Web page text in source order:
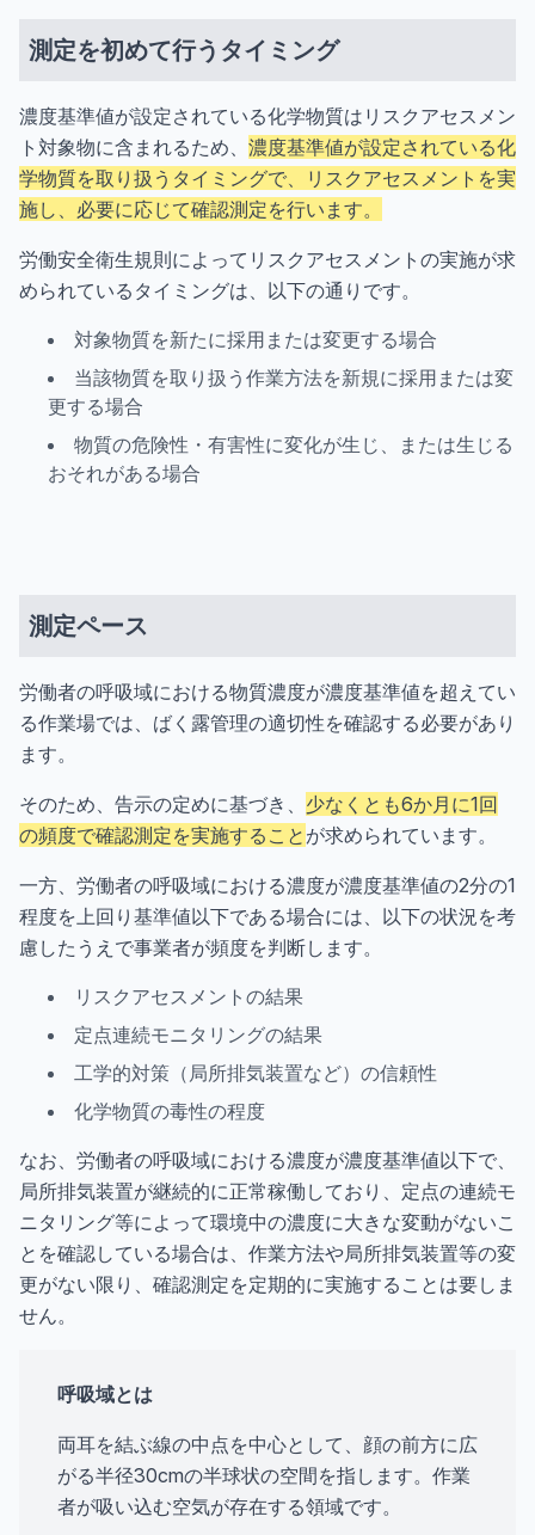
測定を初めて行うタイミング
濃度基準値が設定されている化学物質はリスクアセスメン
ト対象物に含まれるため、 濃度基準値が設定されている化
学物質を取り扱うタイミングで、リスクアセスメントを実
施し、必要に応じて確認測定を行います。
労働安全衛生規則によってリスクアセスメントの実施が求
められているタイミングは、以下の通りです。
対象物質を新たに採用または変更する場合
当該物質を取り扱う作業方法を新規に採用または変
更する場合
物質の危険性・有害性に変化が生じ、または生じる
おそれがある場合
測定ペース
労働者の呼吸域における物質濃度が濃度基準値を超えてい
る作業場では、ばく露管理の適切性を確認する必要があり
ます。
そのため、告示の定めに基づき、 少なくとも6か月に1回
の頻度で確認測定を実施すること が求められています。
一方、労働者の呼吸域における濃度が濃度基準値の2分の1
程度を上回り基準値以下である場合には、以下の状況を考
慮したうえで事業者が頻度を判断します。
リスクアセスメントの結果
定点連続モニタリングの結果
工学的対策（局所排気装置など）の信頼性
化学物質の毒性の程度
なお、労働者の呼吸域における濃度が濃度基準値以下で、
局所排気装置が継続的に正常稼働しており、定点の連続モ
ニタリング等によって環境中の濃度に大きな変動がないこ
とを確認している場合は、作業方法や局所排気装置等の変
更がない限り、確認測定を定期的に実施することは要しま
せん。
呼吸域とは
両耳を結ぶ線の中点を中心として、顔の前方に広
がる半径30cmの半球状の空間を指します。作業
者が吸い込む空気が存在する領域です。